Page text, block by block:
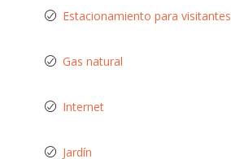
Estacionamiento para visitantes
Gas natural
Internet
Jardín